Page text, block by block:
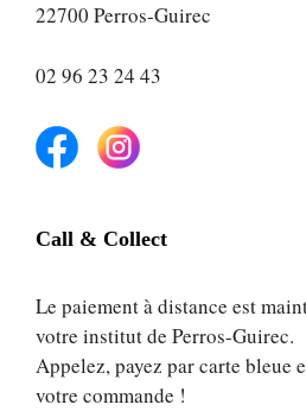
22700 Perros-Guirec
02 96 23 24 43
Call & Collect
Le paiement à distance est
votre institut de Perros-Guirec.
Appelez, payez par carte bleue
votre commande !